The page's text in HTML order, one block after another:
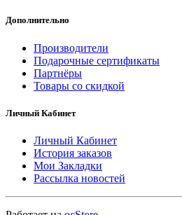
Дополнительно
Производители
Подарочные сертификаты
Партнёры
Товары со скидкой
Личный Кабинет
Личный Кабинет
История заказов
Мои Закладки
Рассылка новостей